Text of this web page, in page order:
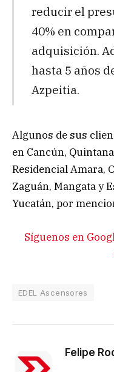
reducir el
40% en
adquisición.
hasta 5 años
Azpeitia.
Algunos de sus
en Cancún,
Residencial Amara,
Zaguán, Mangata y
Yucatán, por
Síguenos en
EDEL Ascensores
Felipe